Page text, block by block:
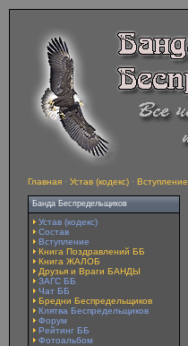
Главная · Устав (кодекс) · Вступление
Банда Беспредельщиков
Устав (кодекс)
Состав
Вступление
Книга Поздравлений ББ
Книга ЖАЛОБ
Друзья и Враги БАНДЫ
ЗАГС ББ
Чат ББ
Бредни Беспредельщиков
Клятва Беспредельщиков
Форум
Рейтинг ББ
Фотоальбом